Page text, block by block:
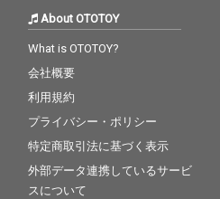
About OTOTOY
What is OTOTOY?
会社概要
利用規約
プライバシー・ポリシー
特定商取引法に基づく表示
外部データ連携しているサービ
スについて